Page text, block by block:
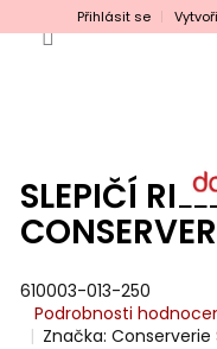
na
Přihlásit se
SLEPIČÍ
610003-013-250
Průměrné
hodnocení
Podrobnosti
Značka:Conserverie